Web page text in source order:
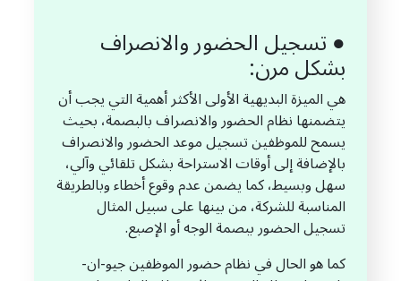
● تسجيل الحضور والانصراف
بشكل مرن:
هي الميزة البديهية الأولى الأكثر أهمية التي يجب أن
يتضمنها نظام الحضور والانصراف بالبصمة، بحيث
يسمح للموظفين تسجيل موعد الحضور والانصراف
بالإضافة إلى أوقات الاستراحة بشكل تلقائي وآلي،
سهل وبسيط، كما يضمن عدم وقوع أخطاء وبالطريقة
المناسبة للشركة، من بينها على سبيل المثال
تسجيل الحضور ببصمة الوجه أو الإصبع.
كما هو الحال في نظام حضور الموظفين جيو-ان-